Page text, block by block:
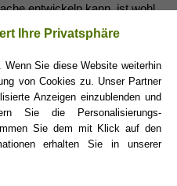
entwickeln kann, ist wohl
du es in deutlichen Worten
wird meist missverstanden.
(01.06.2020 13:48)
Ihre Privatsphäre
Wenn Sie diese Website weiterhin
von Cookies zu. Unser Partner
Anzeigen einzublenden und
Sie die Personalisierungs-
Sie dem mit Klick auf den
erhalten Sie in unserer